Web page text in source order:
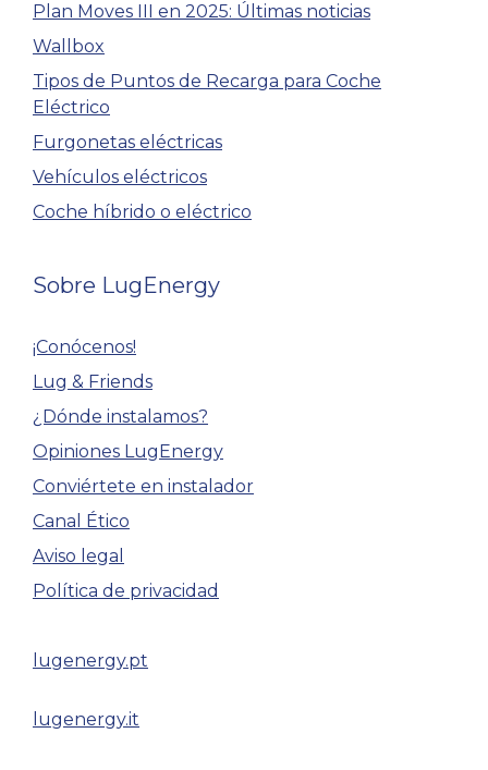
Plan Moves III en 2025: Últimas noticias
Wallbox
Tipos de Puntos de Recarga para Coche
Eléctrico
Furgonetas eléctricas
Vehículos eléctricos
Coche híbrido o eléctrico
Sobre LugEnergy
¡Conócenos!
Lug & Friends
¿Dónde instalamos?
Opiniones LugEnergy
Conviértete en instalador
Canal Ético
Aviso legal
Política de privacidad
lugenergy.pt
lugenergy.it